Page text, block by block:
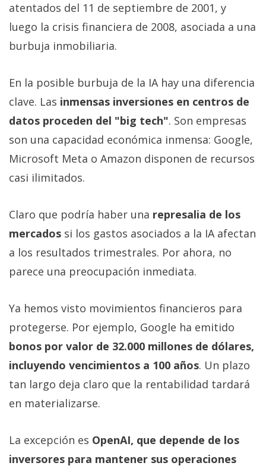
atentados del 11 de septiembre de 2001, y
luego la crisis financiera de 2008, asociada a una
burbuja inmobiliaria.
En la posible burbuja de la IA hay una diferencia
clave. Las inmensas inversiones en centros de
datos proceden del "big tech". Son empresas
son una capacidad económica inmensa: Google,
Microsoft Meta o Amazon disponen de recursos
casi ilimitados.
Claro que podría haber una represalia de los
mercados si los gastos asociados a la IA afectan
a los resultados trimestrales. Por ahora, no
parece una preocupación inmediata.
Ya hemos visto movimientos financieros para
protegerse. Por ejemplo, Google ha emitido
bonos por valor de 32.000 millones de dólares,
incluyendo vencimientos a 100 años. Un plazo
tan largo deja claro que la rentabilidad tardará
en materializarse.
La excepción es OpenAI, que depende de los
inversores para mantener sus operaciones